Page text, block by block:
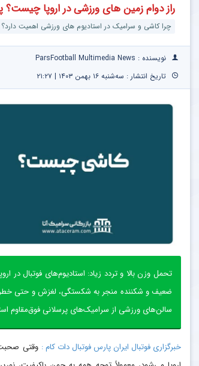
راز دوام زمین های ورزشی در اروپا
چرا کاشی و سرامیک در استادیوم های ورزشی اهمیت دارد؟
نویسنده : ParsFootball Multimedia News
تاریخ انتشار : سه‌شنبه ۱۶ بهمن ۱۴۰۳ | ۲۱:۲۷
تحمل وزن بالا و تردد زیاد: استادیوم‌های فوتبال در
ضعیف و شکننده منجر به شکستگی، لغزش و حتی
سالن‌های ورزشی از سرامیک‌های پرسلانی فوق‌مقاوم
خبرگزاری فوتبال ایران پارس فوتبال دات کام : وقتی صحبت